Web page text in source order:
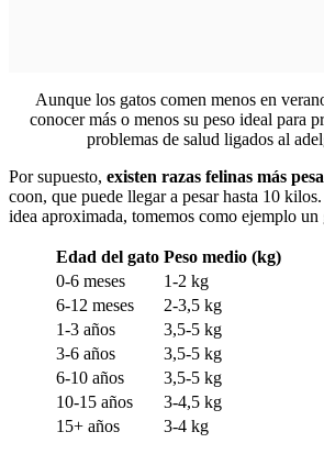
Aunque los gatos comen menos en
conocer más o menos su peso ideal para
problemas de salud ligados al
Por supuesto, existen razas felinas más
coon, que puede llegar a pesar hasta 10
idea aproximada, tomemos como ejemplo un
Edad del gato Peso medio (kg)
0-6 meses
1-2 kg
6-12 meses
2-3,5 kg
1-3 años
3,5-5 kg
3-6 años
3,5-5 kg
6-10 años
3,5-5 kg
10-15 años
3-4,5 kg
15+ años
3-4 kg